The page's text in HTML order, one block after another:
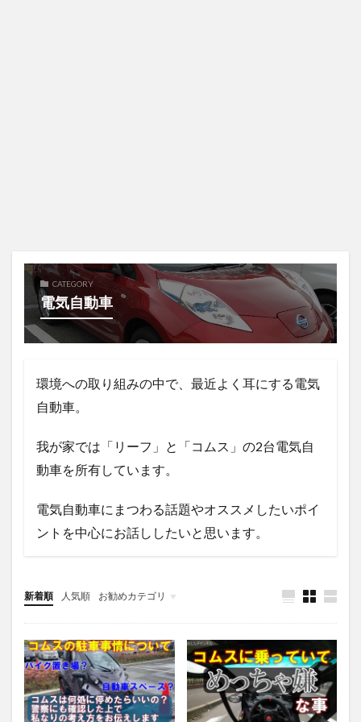
CATEGORY
電気自動車
環境への取り組みの中で、最近よく耳にする電気
自動車。
我が家では「リーフ」と「コムス」の2台電気自
動車を所有しています。
電気自動車にまつわる話題やオススメしたいポイ
ントを中心にお話ししたいと思います。
新着順 人気順 お勧めカテゴリ
未分類